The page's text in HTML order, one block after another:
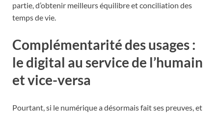
partie, d’obtenir meilleurs équilibre et conciliation des
temps de vie.
Complémentarité des usages :
le digital au service de l’humain
et vice-versa
Pourtant, si le numérique a désormais fait ses preuves, et